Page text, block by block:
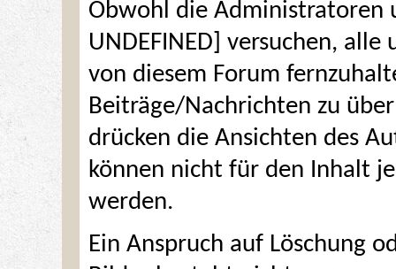
Obwohl die Administratoren
UNDEFINED] versuchen,
von diesem Forum
Beiträge/Nachrichten zu
drücken die Ansichten des
können nicht für den Inhalt
werden.
Ein Anspruch auf Löschung